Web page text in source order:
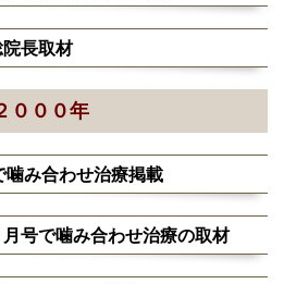
長取材
０００年
み合わせ治療掲載
号で噛み合わせ治療の取材